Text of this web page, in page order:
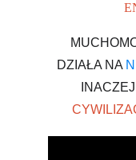
DZIAŁA NA